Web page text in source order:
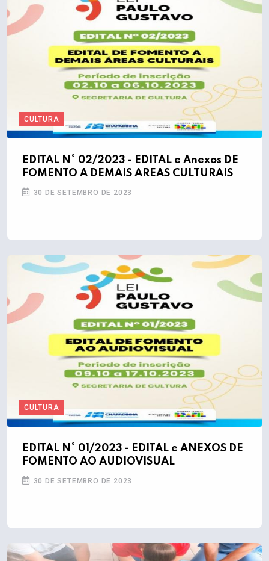
CULTURA
EDITAL N° 02/2023 - EDITAL e Anexos DE
FOMENTO A DEMAIS AREAS CULTURAIS
30 DE SETEMBRO DE 2023
CULTURA
EDITAL N° 01/2023 - EDITAL e ANEXOS DE
FOMENTO AO AUDIOVISUAL
30 DE SETEMBRO DE 2023